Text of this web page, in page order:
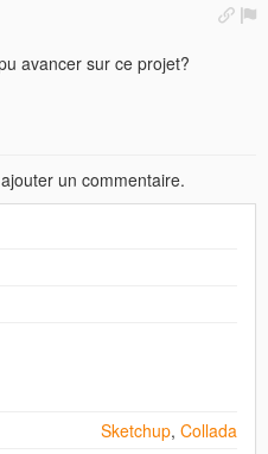
avancer sur ce projet?
un commentaire.
Sketchup, Collada